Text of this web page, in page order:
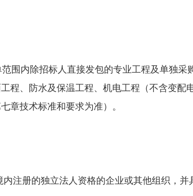
围内除招标人直接发包的专业工程及单独
程、防水及保温工程、机电工程（不含变配
章技术标准和要求为准）。
注册的独立法人资格的企业或其他组织，并